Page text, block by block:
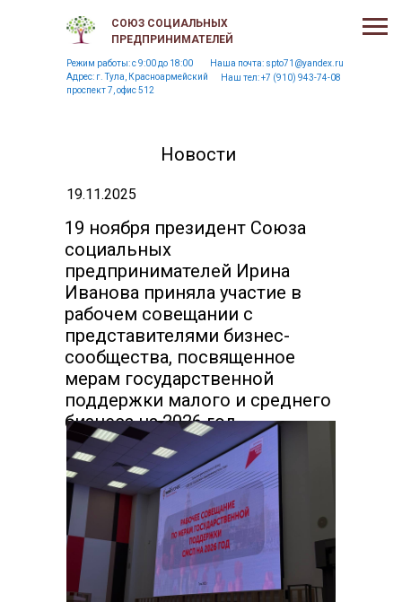
СОЮЗ СОЦИАЛЬНЫХ
ПРЕДПРИНИМАТЕЛЕЙ
Наш тел:+7 (910) 943-74-08
Наша почта: spto71@yandex.ru
Режим работы: c 9:00 до 18:00
Адрес: г. Тула, Красноармейский
проспект 7, офис 512
Новости
19 ноября президент Союза
социальных
предпринимателей Ирина
Иванова приняла участие в
рабочем совещании с
представителями бизнес-
сообщества, посвященное
мерам государственной
поддержки малого и среднего
бизнеса на 2026 год.
19.11.2025